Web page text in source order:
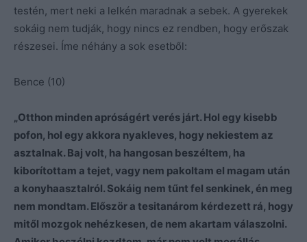
testén, mert neki a lelkén maradnak a sebek. A gyerekek
sokáig nem tudják, hogy nincs ez rendben, hogy erőszak
részesei. Íme néhány a sok esetből:
Bence (10)
„Otthon minden apróságért verés járt. Hol egy kisebb
pofon, hol egy akkora nyakleves, hogy nekiestem az
asztalnak. Baj volt, ha hangosan beszéltem, ha
kiborítottam a tejet, vagy nem pakoltam el magam után
a konyhaasztalról. Sokáig nem tűnt fel senkinek, én meg
nem mondtam. Először a tesitanárom kérdezett rá, hogy
mitől mozgok nehézkesen, de nem akartam válaszolni.